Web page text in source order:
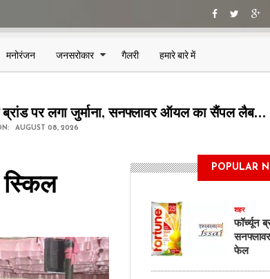
मनोरंजन जनसरोकार गैलरी हमारे बारे में
स्टेट पावर कंपनियों में 1235 पदों पर भर्ती का…
AUGUST 08, 2026
POPULAR
शहर
फॉर्च्यून
फेल